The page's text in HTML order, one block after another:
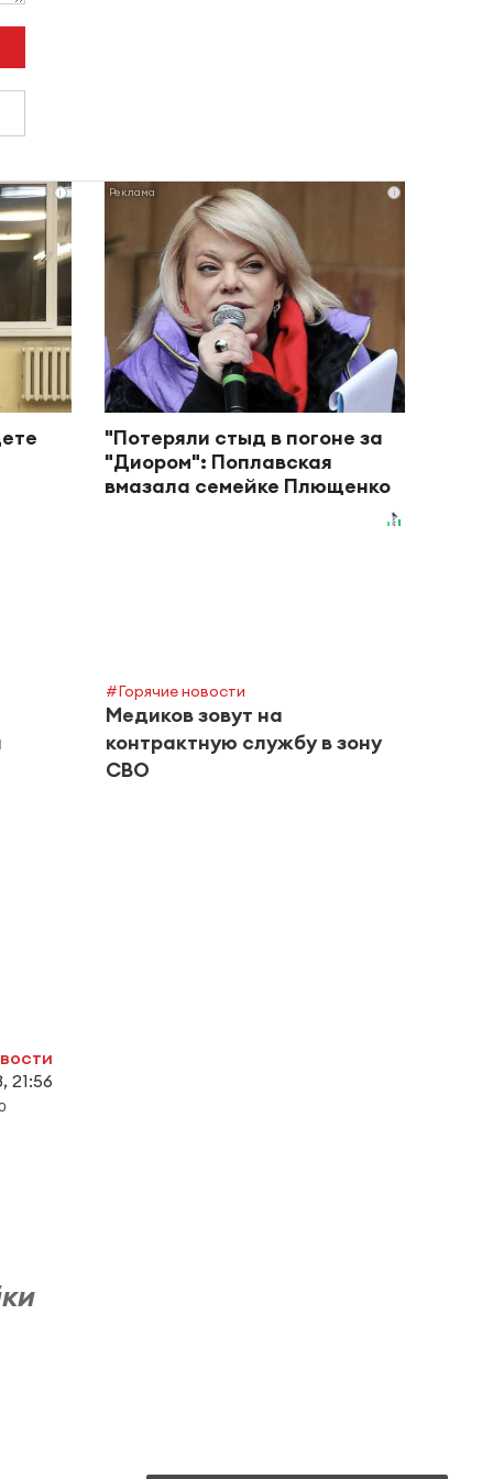
i i
"Потеряли стыд в погоне за
"Диором": Поплавская
вмазала семейке Плющенко
#Горячие новости
Медиков зовут на
контрактную службу в зону
СВО
21:56